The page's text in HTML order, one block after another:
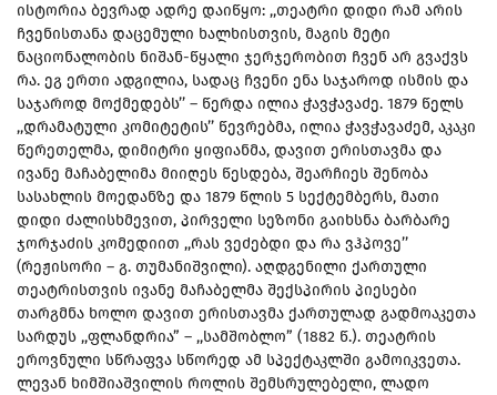
ისტორია ბევრად ადრე დაიწყო: ,,თეატრი დიდი რამ არის
ჩვენისთანა დაცემული ხალხისთვის, მაგის მეტი
ნაციონალობის ნიშან-წყალი ჯერჯერობით ჩვენ არ გვაქვს
რა. ეგ ერთი ადგილია, სადაც ჩვენი ენა საჯაროდ ისმის და
საჯაროდ მოქმედებს’’ – წერდა ილია ჭავჭავაძე. 1879 წელს
,,დრამატული კომიტეტის’’ წევრებმა, ილია ჭავჭავაძემ, აკაკი
წერეთელმა, დიმიტრი ყიფიანმა, დავით ერისთავმა და
ივანე მაჩაბელიმა მიიღეს წესდება, შეარჩიეს შენობა
სასახლის მოედანზე და 1879 წლის 5 სექტემბერს, მათი
დიდი ძალისხმევით, პირველი სეზონი გაიხსნა ბარბარე
ჯორჯაძის კომედიით ,,რას ვეძებდი და რა ვჰპოვე’’
(რეჟისორი – გ. თუმანიშვილი). აღდგენილი ქართული
თეატრისთვის ივანე მაჩაბელმა შექსპირის პიესები
თარგმნა ხოლო დავით ერისთავმა ქართულად გადმოაკეთა
სარდუს ,,ფლანდრია” – ,,სამშობლო” (1882 წ.). თეატრის
ეროვნული სწრაფვა სწორედ ამ სპექტაკლში გამოიკვეთა.
ლევან ხიმშიაშვილის როლის შემსრულებელი, ლადო